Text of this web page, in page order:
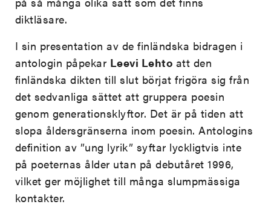
diktläsare.
I sin presentation av de finländska bidragen i
antologin påpekar Leevi Lehto att den
finländska dikten till slut börjat frigöra sig från
det sedvanliga sättet att gruppera poesin
genom generationsklyftor. Det är på tiden att
slopa åldersgränserna inom poesin. Antologins
definition av ”ung lyrik” syftar lyckligtvis inte
på poeternas ålder utan på debutåret 1996,
vilket ger möjlighet till många slumpmässiga
kontakter.